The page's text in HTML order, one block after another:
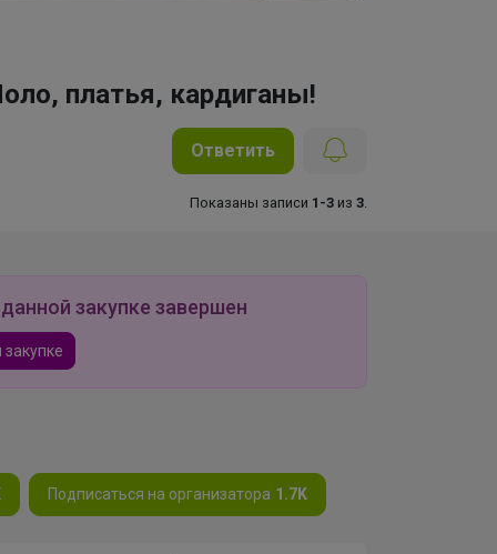
платья, кардиганы!
Ответить
Показаны записи 1-3 из 3
закупке завершен
Подписаться на организатора 1.7K